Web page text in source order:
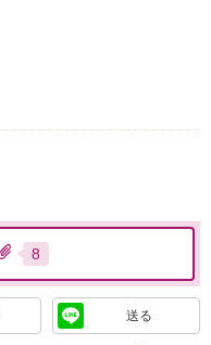
8
送る